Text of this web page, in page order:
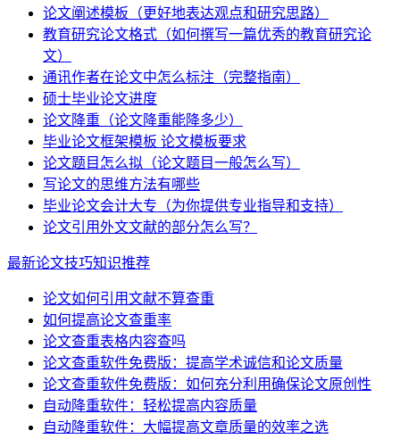
论文阐述模板（更好地表达观点和研究思路）
教育研究论文格式（如何撰写一篇优秀的教育研究论
文）
通讯作者在论文中怎么标注（完整指南）
硕士毕业论文进度
论文降重（论文降重能降多少）
毕业论文框架模板 论文模板要求
论文题目怎么拟（论文题目一般怎么写）
写论文的思维方法有哪些
毕业论文会计大专（为你提供专业指导和支持）
论文引用外文文献的部分怎么写？
最新论文技巧知识推荐
论文如何引用文献不算查重
如何提高论文查重率
论文查重表格内容查吗
论文查重软件免费版：提高学术诚信和论文质量
论文查重软件免费版：如何充分利用确保论文原创性
自动降重软件：轻松提高内容质量
自动降重软件：大幅提高文章质量的效率之选